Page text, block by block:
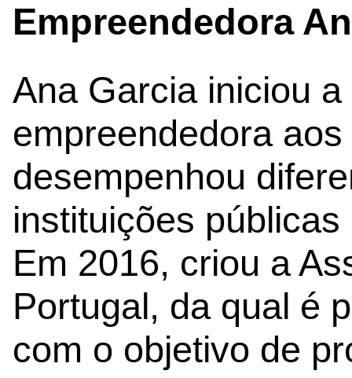
Empreendedora
Ana Garcia iniciou
empreendedora
desempenhou
instituições
Em 2016, criou a
Portugal, da qual é
com o objetivo de